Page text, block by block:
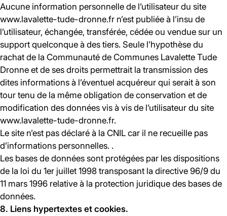
Aucune information personnelle de l’utilisateur du site
www.lavalette-tude-dronne.fr n’est publiée à l’insu de
l’utilisateur, échangée, transférée, cédée ou vendue sur un
support quelconque à des tiers. Seule l’hypothèse du
rachat de la Communauté de Communes Lavalette Tude
Dronne et de ses droits permettrait la transmission des
dites informations à l’éventuel acquéreur qui serait à son
tour tenu de la même obligation de conservation et de
modification des données vis à vis de l’utilisateur du site
www.lavalette-tude-dronne.fr.
Le site n’est pas déclaré à la CNIL car il ne recueille pas
d’informations personnelles. .
Les bases de données sont protégées par les dispositions
de la loi du 1er juillet 1998 transposant la directive 96/9 du
11 mars 1996 relative à la protection juridique des bases de
données.
8. Liens hypertextes et cookies.